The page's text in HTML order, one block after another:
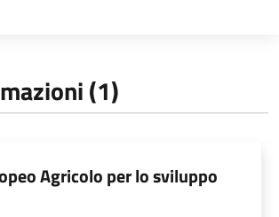
(1)
Agricolo per lo sviluppo